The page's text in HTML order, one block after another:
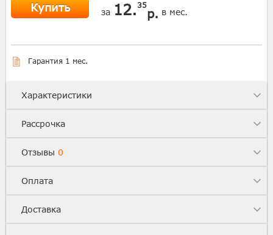
Купить за 12. 35
р. в мес.
Гарантия 1 мес.
Характеристики
Рассрочка
Отзывы 0
Оплата
Доставка